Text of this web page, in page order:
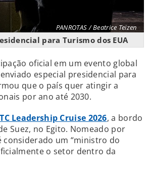
PANROTAS / Beatrice Teizen
para Turismo dos EUA
oficial em um evento global
especial presidencial para
que o país quer atingir a
por ano até 2030.
Leadership Cruise 2026, a bordo
Suez, no Egito. Nomeado por
considerado um “ministro do
o setor dentro da